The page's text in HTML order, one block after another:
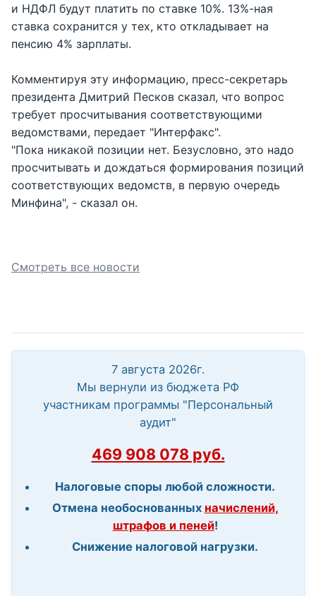
и НДФЛ будут платить по ставке 10%. 13%-ная
ставка сохранится у тех, кто откладывает на
пенсию 4% зарплаты.
Комментируя эту информацию, пресс-секретарь
президента Дмитрий Песков сказал, что вопрос
требует просчитывания соответствующими
ведомствами, передает "Интерфакс".
"Пока никакой позиции нет. Безусловно, это надо
просчитывать и дождаться формирования позиций
соответствующих ведомств, в первую очередь
Минфина", - сказал он.
Смотреть все новости
7 августа 2026г.
Мы вернули из бюджета РФ
участникам программы "Персональный
аудит"
469 908 078 руб.
Налоговые споры любой сложности.
Отмена необоснованных начислений,
штрафов и пеней!
Снижение налоговой нагрузки.